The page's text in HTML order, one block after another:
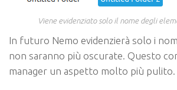
Viene evidenziato solo il nome degli
In futuro Nemo evidenzierà solo i
non saranno più oscurate. Questo
manager un aspetto molto più pulito.